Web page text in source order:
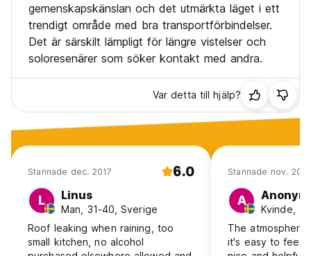
gemenskapskänslan och det utmärkta läget i ett
trendigt område med bra transportförbindelser.
Det är särskilt lämpligt för längre vistelser och
soloresenärer som söker kontakt med andra.
Var detta till hjälp?
Stannade dec. 2017 6.0
L Linus
Man, 31-40, Sverige
Roof leaking when raining, too
small kitchen, no alcohol
Stannade nov. 2017
A Anonym
Kvinde,
The
it's easy to feel